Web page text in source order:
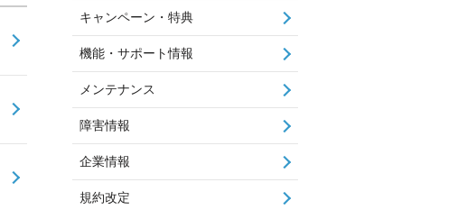
キャンペーン・特典
機能・サポート情報
メンテナンス
障害情報
企業情報
規約改定